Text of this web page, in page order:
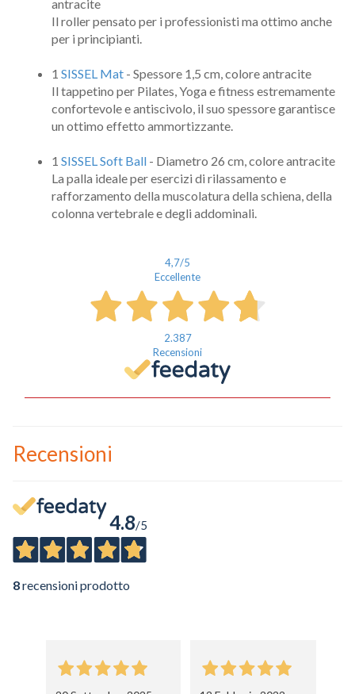
antracite
Il roller pensato per i professionisti ma ottimo anche
per i principianti.
1 SISSEL Mat - Spessore 1,5 cm, colore antracite
Il tappetino per Pilates, Yoga e fitness estremamente
confortevole e antiscivolo, il suo spessore garantisce
un ottimo effetto ammortizzante.
1 SISSEL Soft Ball - Diametro 26 cm, colore antracite
La palla ideale per esercizi di rilassamento e
rafforzamento della muscolatura della schiena, della
colonna vertebrale e degli addominali.
4,7/5
Eccellente
2.387
Recensioni
Recensioni
4.8/5
8recensioni prodotto